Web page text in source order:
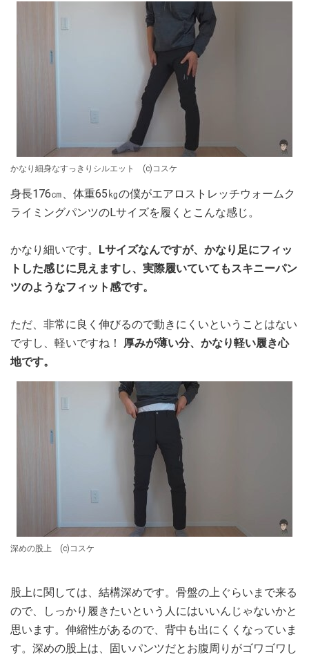
かなり細身なすっきりシルエット (c)コスケ
身長176㎝、体重65㎏の僕がエアロストレッチウォームク
ライミングパンツのLサイズを履くとこんな感じ。
かなり細いです。 Lサイズなんですが、かなり足にフィッ
トした感じに見えますし、実際履いていてもスキニーパン
ツのようなフィット感です。
ただ、非常に良く伸びるので動きにくいということはない
ですし、軽いですね！
厚みが薄い分、かなり軽い履き心
地です。
深めの股上 (c)コスケ
股上に関しては、結構深めです。骨盤の上ぐらいまで来る
ので、しっかり履きたいという人にはいいんじゃないかと
思います。伸縮性があるので、背中も出にくくなっていま
す。深めの股上は、固いパンツだとお腹周りがゴワゴワし